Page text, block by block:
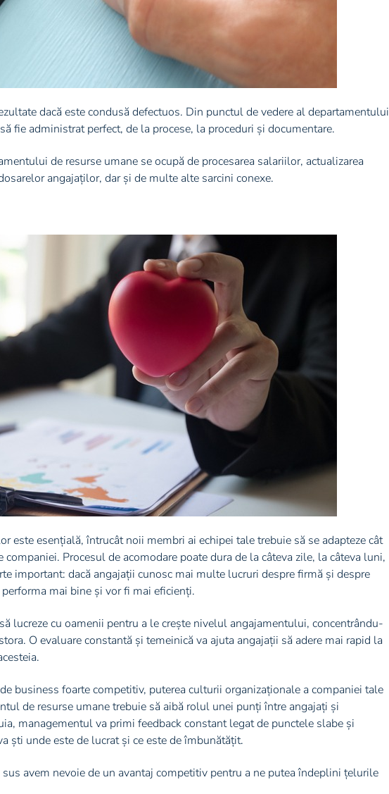
dacă este condusă defectuos. Din punctul de vedere al departamentului
fie administrat perfect, de la procese, la proceduri și documentare.
de resurse umane se ocupă de procesarea salariilor, actualizarea
angajaților, dar și de multe alte sarcini conexe.
este esențială, întrucât noii membri ai echipei tale trebuie să se adapteze cât
Procesul de acomodare poate dura de la câteva zile, la câteva luni,
important: dacă angajații cunosc mai multe lucruri despre firmă și despre
mai bine și vor fi mai eficienți.
lucreze cu oamenii pentru a le crește nivelul angajamentului, concentrându-
O evaluare constantă și temeinică va ajuta angajații să adere mai rapid la
business foarte competitiv, puterea culturii organizaționale a companiei tale
de resurse umane trebuie să aibă rolul unei punți între angajați și
managementul va primi feedback constant legat de punctele slabe și
ști unde este de lucrat și ce este de îmbunătățit.
avem nevoie de un avantaj competitiv pentru a ne putea îndeplini țelurile